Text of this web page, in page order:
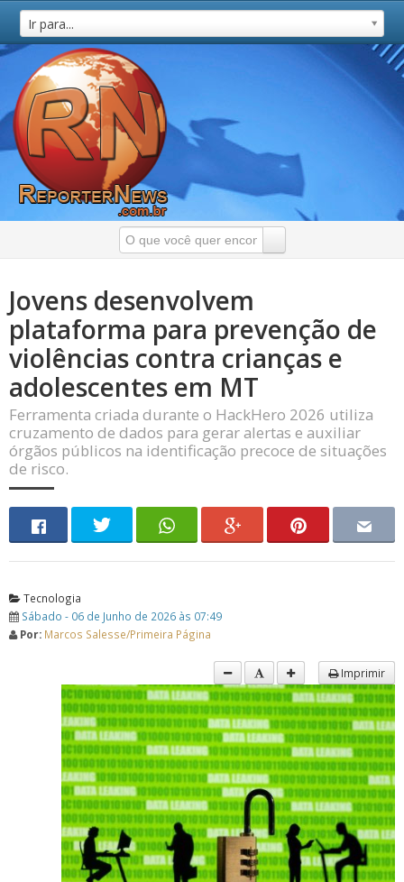
Ir para...
Jovens desenvolvem
plataforma para prevenção de
violências contra crianças e
adolescentes em MT
Ferramenta criada durante o HackHero 2026 utiliza
cruzamento de dados para gerar alertas e auxiliar
órgãos públicos na identificação precoce de situações
de risco.
Tecnologia
Sábado - 06 de Junho de 2026 às 07:49
Por: Marcos Salesse/Primeira Página
Imprimir